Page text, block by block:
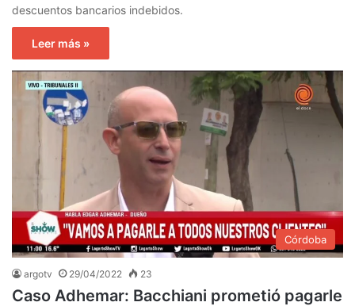
descuentos bancarios indebidos.
Leer más »
Córdoba
argotv 29/04/2022 23
Caso Adhemar: Bacchiani prometió pagarle